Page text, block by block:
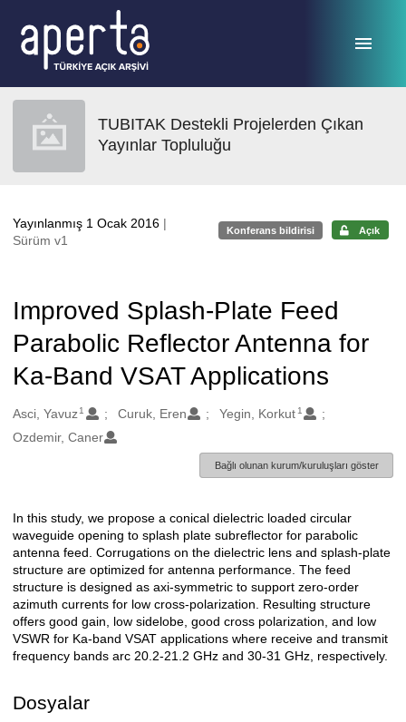
TUBITAK Destekli Projelerden Çıkan
Yayınlar Topluluğu
Yayınlanmış 1 Ocak 2016 |
Sürüm v1
Konferans bildirisi Açık
Improved Splash-Plate Feed
Parabolic Reflector Antenna for
Ka-Band VSAT Applications
Oluşturanlar
Asci, Yavuz 1 Curuk, Eren Yegin, Korkut 1
Ozdemir, Caner
Bağlı olunan kurum/kuruluşları göster
Açıklama
In this study, we propose a conical dielectric loaded circular
waveguide opening to splash plate subreflector for parabolic
antenna feed. Corrugations on the dielectric lens and splash-plate
structure are optimized for antenna performance. The feed
structure is designed as axi-symmetric to support zero-order
azimuth currents for low cross-polarization. Resulting structure
offers good gain, low sidelobe, good cross polarization, and low
VSWR for Ka-band VSAT applications where receive and transmit
frequency bands arc 20.2-21.2 GHz and 30-31 GHz, respectively.
Dosyalar